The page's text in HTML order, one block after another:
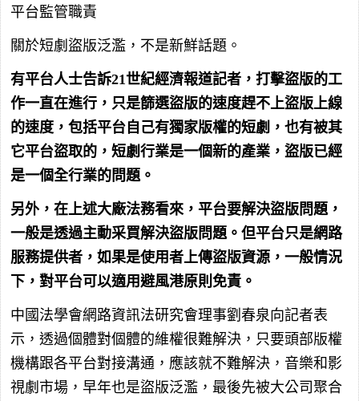
平台監管職責
關於短劇盜版泛濫，不是新鮮話題。
有平台人士告訴21世紀經濟報道記者，打擊盜版的工
作一直在進行，只是篩選盜版的速度趕不上盜版上線
的速度，包括平台自己有獨家版權的短劇，也有被其
它平台盜取的，短劇行業是一個新的產業，盜版已經
是一個全行業的問題。
另外，在上述大廠法務看來，平台要解決盜版問題，
一般是透過主動采買解決盜版問題。但平台只是網路
服務提供者，如果是使用者上傳盜版資源，一般情況
下，對平台可以適用避風港原則免責。
中國法學會網路資訊法研究會理事劉春泉向記者表
示，透過個體對個體的維權很難解決，只要頭部版權
機構跟各平台對接溝通，應該就不難解決，音樂和影
視劇市場，早年也是盜版泛濫，最後先被大公司聚合